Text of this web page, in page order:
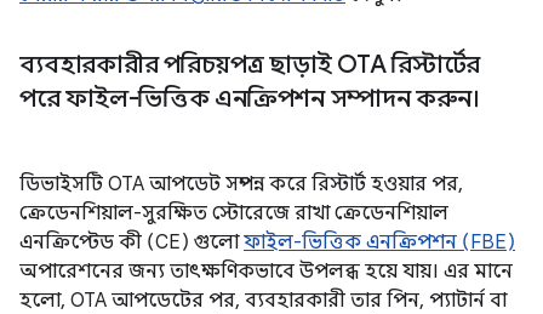
ব্যবহারকারীর পরিচয়পত্র ছাড়াই OTA রিস্টার্টের
পরে ফাইল-ভিত্তিক এনক্রিপশন সম্পাদন করুন।
ডিভাইসটি OTA আপডেট সম্পন্ন করে রিস্টার্ট হওয়ার পর,
ক্রেডেনশিয়াল-সুরক্ষিত স্টোরেজে রাখা ক্রেডেনশিয়াল
এনক্রিপ্টেড কী (CE) গুলোফাইল-ভিত্তিক এনক্রিপশন (FBE)
অপারেশনের জন্য তাৎক্ষণিকভাবে উপলব্ধ হয়ে যায়। এর মানে
হলো, OTA আপডেটের পর, ব্যবহারকারী তার পিন, প্যাটার্ন বা